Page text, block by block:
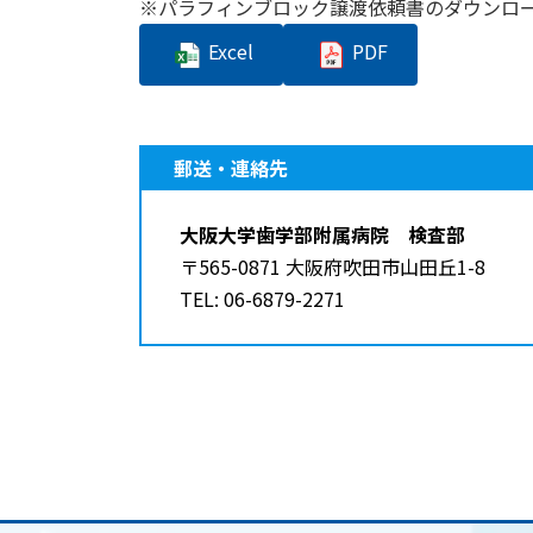
※パラフィンブロック譲渡依頼書のダウンロ
Excel
PDF
郵送・連絡先
大阪大学歯学部附属病院 検査部
〒565-0871 大阪府吹田市山田丘1-8
TEL: 06-6879-2271